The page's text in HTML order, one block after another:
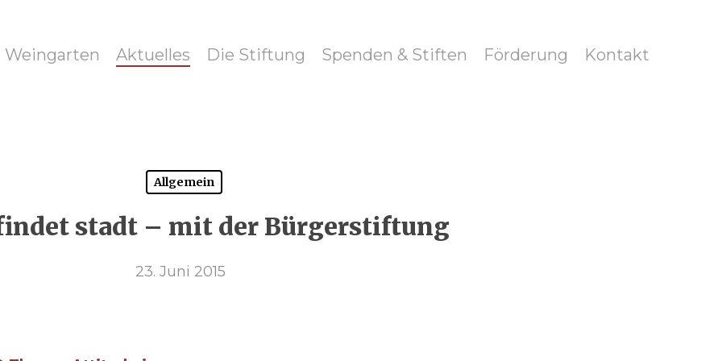
Aktuelles Die Stiftung Spenden & Stiften Förderung Kontakt
Allgemein
stadt – mit der Bürgerstiftung
23. Juni 2015